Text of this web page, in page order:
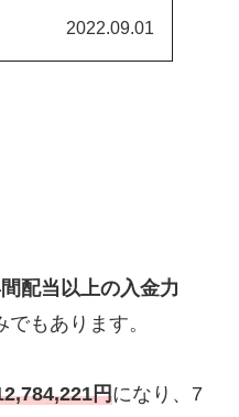
2022.09.01
配当以上の入金力
もあります。
円になり、7